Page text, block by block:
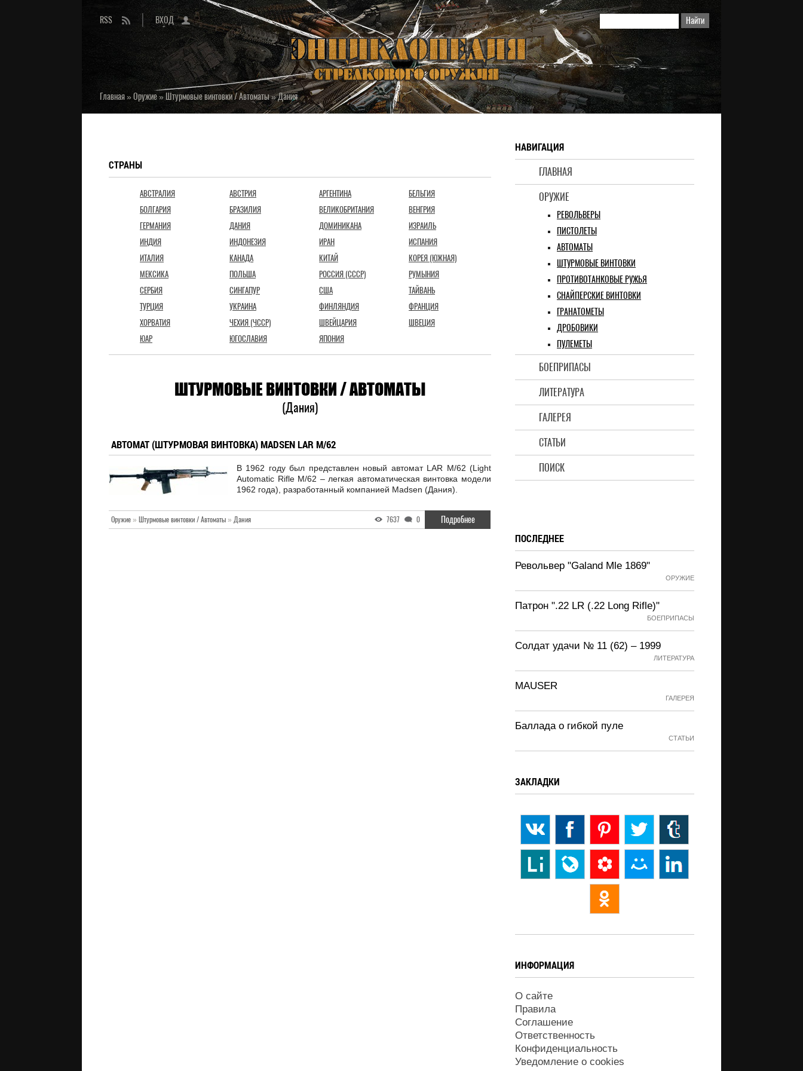
RSS ВХОД
Главная» Оружие»Штурмовые винтовки / Автоматы»Дания
НАВИГАЦИЯ
ГЛАВНАЯ
ОРУЖИЕ
РЕВОЛЬВЕРЫ
ПИСТОЛЕТЫ
АВТОМАТЫ
ШТУРМОВЫЕ ВИНТОВКИ
ПРОТИВОТАНКОВЫЕ РУЖЬЯ
СНАЙПЕРСКИЕ ВИНТОВКИ
ГРАНАТОМЕТЫ
ДРОБОВИКИ
ПУЛЕМЕТЫ
БОЕПРИПАСЫ
ЛИТЕРАТУРА
ГАЛЕРЕЯ
СТАТЬИ
ПОИСК
СТРАНЫ
АВСТРАЛИЯ АВСТРИЯ АРГЕНТИНА
БЕЛЬГИЯ
БОЛГАРИЯ
БРАЗИЛИЯ ВЕЛИКОБРИТАНИЯ
ВЕНГРИЯ
ГЕРМАНИЯ
ДАНИЯ ДОМИНИКАНА
ИЗРАИЛЬ
ИНДИЯ
ИНДОНЕЗИЯ ИРАН
ИСПАНИЯ
ИТАЛИЯ
КАНАДА КИТАЙ
КОРЕЯ (ЮЖНАЯ)
МЕКСИКА
ПОЛЬША РОССИЯ (СССР)
РУМЫНИЯ
СЕРБИЯ
СИНГАПУР США
ТАЙВАНЬ
ТУРЦИЯ
УКРАИНА ФИНЛЯНДИЯ
ФРАНЦИЯ
ХОРВАТИЯ
ЧЕХИЯ (ЧССР) ШВЕЙЦАРИЯ
ШВЕЦИЯ
ЮАР
ЮГОСЛАВИЯ ЯПОНИЯ
ШТУРМОВЫЕ ВИНТОВКИ / АВТОМАТЫ
(Дания)
АВТОМАТ (ШТУРМОВАЯ ВИНТОВКА) MADSEN LAR M/62
В 1962 году был представлен новый автомат LAR M/62 (Light
Automatic Rifle M/62 – легкая автоматическая винтовка модели
1962 года), разработанный компанией Madsen (Дания).
Оружие» Штурмовые винтовки / Автоматы» Дания 7637 0 Подробнее
ПОСЛЕДНЕЕ
Револьвер "Galand Mle 1869"
ОРУЖИЕ
Патрон ".22 LR (.22 Long Rifle)"
БОЕПРИПАСЫ
Солдат удачи № 11 (62) – 1999
ЛИТЕРАТУРА
MAUSER
ГАЛЕРЕЯ
Баллада о гибкой пуле
СТАТЬИ
ЗАКЛАДКИ
ИНФОРМАЦИЯ
О сайте
Правила
Соглашение
Ответственность
Конфиденциальность
Уведомление о cookies